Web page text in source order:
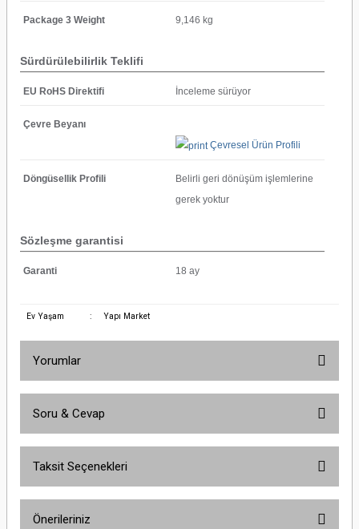
Package 3 Weight 9,146 kg
Sürdürülebilirlik Teklifi
EU RoHS Direktifi İnceleme sürüyor
Çevre Beyanı
Çevresel Ürün Profili
Döngüsellik Profili
Belirli geri dönüşüm işlemlerine
gerek yoktur
Sözleşme garantisi
Garanti 18 ay
Ev Yaşam : Yapı Market
Yorumlar
Soru & Cevap
Taksit Seçenekleri
Önerileriniz